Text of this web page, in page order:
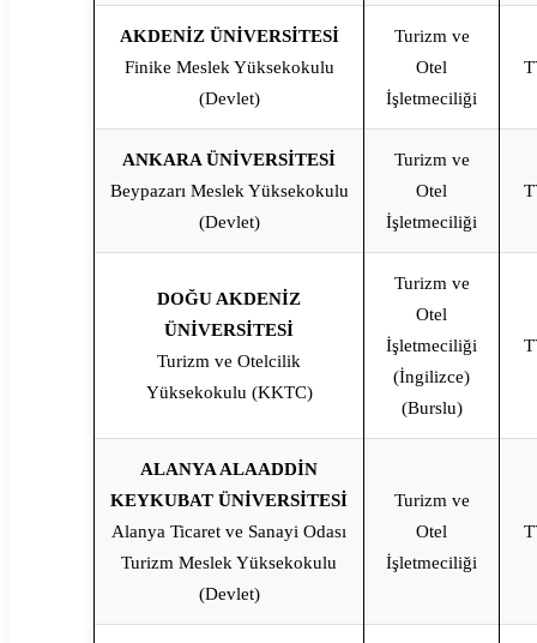
AKDENİZ ÜNİVERSİTESİ
Finike Meslek Yüksekokulu
(Devlet)
Turizm ve
Otel
İşletmeciliği
ANKARA ÜNİVERSİTESİ
Beypazarı Meslek Yüksekokulu
(Devlet)
Turizm ve
Otel
İşletmeciliği
DOĞU AKDENİZ
ÜNİVERSİTESİ
Turizm ve Otelcilik
Yüksekokulu (KKTC)
Turizm ve
Otel
İşletmeciliği
(İngilizce)
(Burslu)
ALANYA ALAADDİN
KEYKUBAT ÜNİVERSİTESİ
Alanya Ticaret ve Sanayi Odası
Turizm Meslek Yüksekokulu
(Devlet)
Turizm ve
Otel
İşletmeciliği